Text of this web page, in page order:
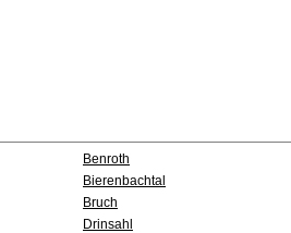
Benroth
Bierenbachtal
Bruch
Drinsahl